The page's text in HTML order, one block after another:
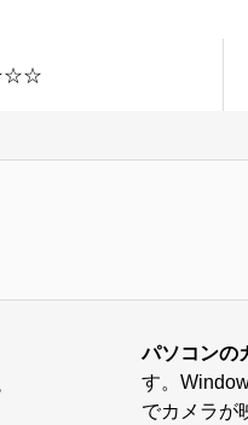
パソコンの
す。
でカメラが